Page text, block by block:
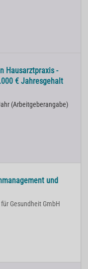
Hausarztpraxis -
€ Jahresgehalt
(Arbeitgeberangabe)
und
Gesundheit GmbH